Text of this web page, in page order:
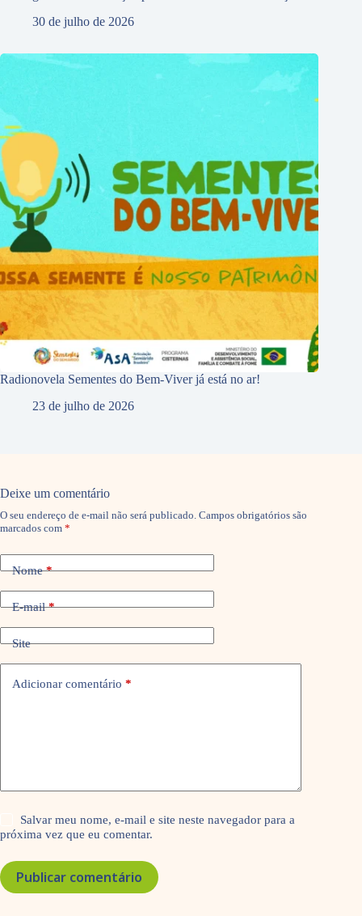
30 de julho de 2026
Radionovela Sementes do Bem-Viver já está no ar!
23 de julho de 2026
Deixe um comentário
O seu endereço de e-mail não será publicado. Campos obrigatórios são
marcados com *
Nome*
E-mail*
Site
Adicionar comentário *
Salvar meu nome, e-mail e site neste navegador para a
próxima vez que eu comentar.
Publicar comentário